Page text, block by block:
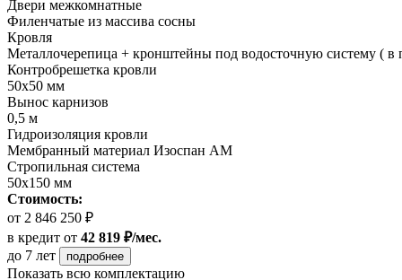
Двери межкомнатные
Филенчатые из массива сосны
Кровля
Металлочерепица + кронштейны под водосточную систему ( в
Контробрешетка кровли
50х50 мм
Вынос карнизов
0,5 м
Гидроизоляция кровли
Мембранный материал Изоспан АМ
Стропильная система
50х150 мм
Стоимость:
от 2 846 250 ₽
в кредит от 42 819 ₽/мес.
до 7 лет
подробнее
Показать всю комплектацию